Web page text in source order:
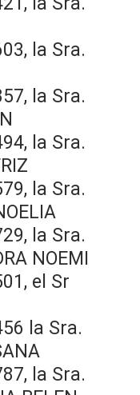
la Sra.
la Sra.
la Sra.
la Sra.
la Sra.
NOEMI
el Sr
la Sra.
la Sra.